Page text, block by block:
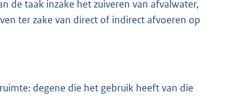
de taak inzake het zuiveren van afvalwater,
ter zake van direct of indirect afvoeren op
degene die het gebruik heeft van die